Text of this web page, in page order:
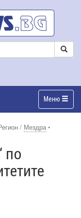
Меню
/ Мездра •
по